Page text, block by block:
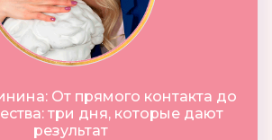
От прямого контакта до
три дня, которые дают
результат